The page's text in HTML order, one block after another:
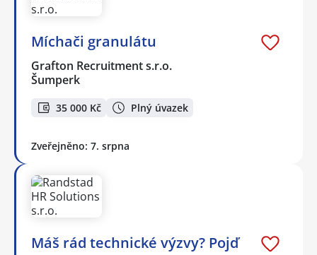
Míchači granulátu
Grafton Recruitment s.r.o.
Šumperk
35 000 Kč Plný úvazek
Zveřejněno: 7. srpna
Máš rád technické výzvy? Pojď